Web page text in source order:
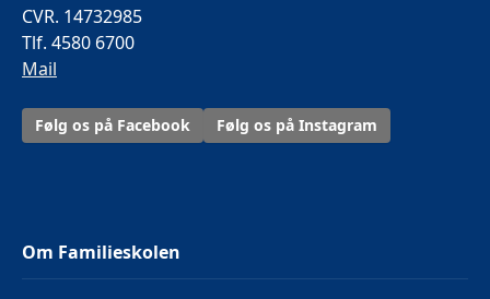
CVR. 14732985
Tlf. 4580 6700
Mail
Følg os på Facebook Følg os på Instagram
Om Familieskolen